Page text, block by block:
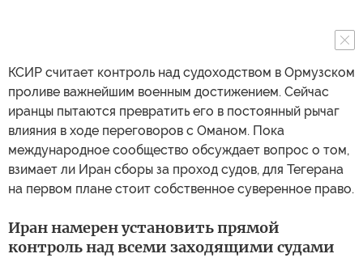
КСИР считает контроль над судоходством в Ормузском
проливе важнейшим военным достижением. Сейчас
иранцы пытаются превратить его в постоянный рычаг
влияния в ходе переговоров с Оманом. Пока
международное сообщество обсуждает вопрос о том,
взимает ли Иран сборы за проход судов, для Тегерана
на первом плане стоит собственное суверенное право.
Иран намерен установить прямой
контроль над всеми заходящими судами